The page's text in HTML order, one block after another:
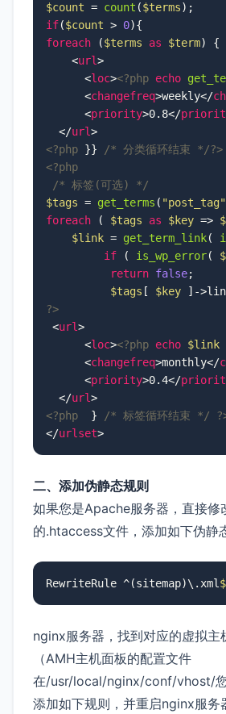
$count = count ($terms
if($count > 0
foreach ($terms as $term) {
<url>
<loc><?php echo
<changefreq>weekly</
<priority>0.8</
</url>
<?php }} /* 分类循环结束 */?>
<?php
/* 标签(可选) */
$tags = get_terms ( "post_tag"
foreach ( $tags as $key =>
$link = get_term_link(
if ( is_wp_error(
return false;
$tags [ $key ]-
?>
<url>
<loc><?php echo $link
<changefreq>monthly</
<priority>0.4</
</url>
<?php
  }
/* 标签循环结束 */
</urlset>
二、添加伪静态规则
如果您是Apache服务器，直接修
的.htaccess文件，添加如下伪静
RewriteRule ^(sitemap)\.xml $
nginx服务器，找到对应的虚拟
（AMH主机面板的配置文件
在/usr/local/nginx/conf/vhost/您
添加如下规则，并重启nginx服务